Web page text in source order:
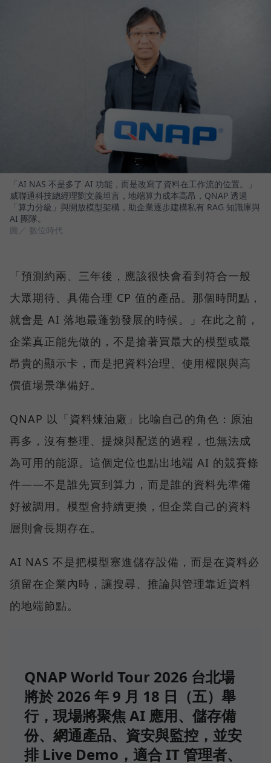
「AI NAS 不是多了 AI 功能，而是改寫了資料在工作流的位置。」
威聯通科技總經理劉文義坦言，地端算力成本高昂，QNAP 透過
「算力分級」與開放模型架構，助企業逐步建構私有 RAG 知識庫與
AI 團隊。
圖／ 數位時代
「預測約兩、三年後，應該很快會看到符合一般
大眾期待、具備合理 CP 值的產品。那個時間點，
就會是 AI 落地最蓬勃發展的時候。」在此之前，
企業真正能先做的，不是搶著買最大的模型或最
昂貴的顯示卡，而是把資料治理、使用權限與高
價值場景準備好。
QNAP 以「資料煉油廠」比喻自己的角色：原油
再多，沒有整理、提煉與配送的過程，也無法成
為可用的能源。這個定位也點出地端 AI 的競賽條
件——不是誰先買到算力，而是誰的資料先準備
好被調用。模型會持續更換，但企業自己的資料
層則會長期存在。
AI NAS 不是把模型塞進儲存設備，而是在資料必
須留在企業內時，讓搜尋、推論與管理靠近資料
的地端節點。
QNAP World Tour 2026 台北場
將於 2026 年 9 月 18 日（五）舉
行，現場將聚焦 AI 應用、儲存備
份、網通產品、資安與監控，並安
排 Live Demo，適合 IT 管理者、